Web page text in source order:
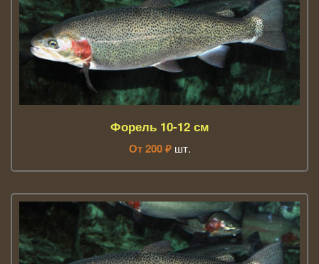
Форель 10-12 см
От200 ₽ шт.